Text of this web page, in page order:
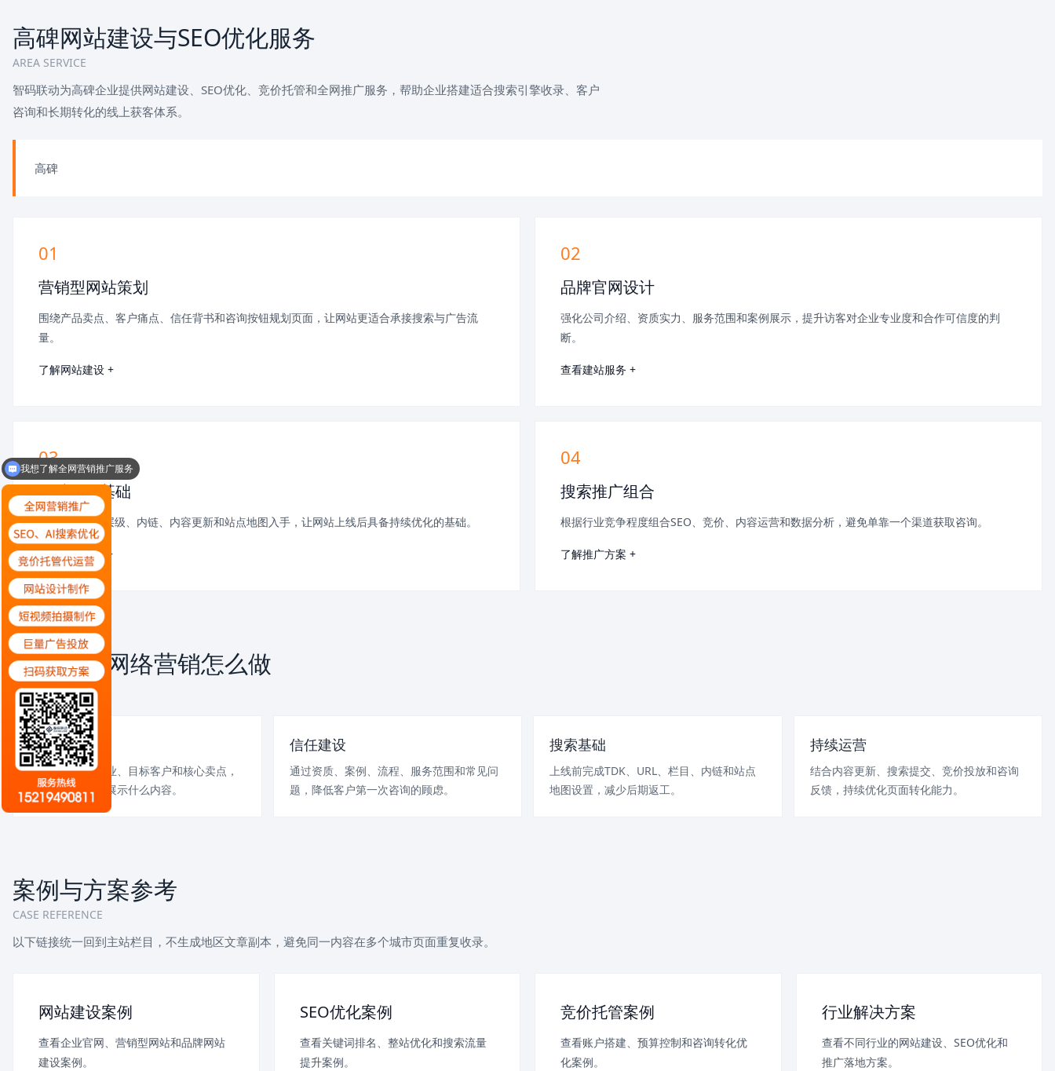
高碑网站建设与SEO优化服务
AREA SERVICE
智码联动为高碑企业提供网站建设、SEO优化、竞价托管和全网推广服务，帮助企业搭建适合搜索引擎收录、客户
咨询和长期转化的线上获客体系。
高碑
01
营销型网站策划
围绕产品卖点、客户痛点、信任背书和咨询按钮规划页面，让网站更适合承接搜索与广告流
量。
了解网站建设 +
02
品牌官网设计
强化公司介绍、资质实力、服务范围和案例展示，提升访客对企业专业度和合作可信度的判
断。
查看建站服务 +
03
整站SEO基础
从TDK、页面层级、内链、内容更新和站点地图入手，让网站上线后具备持续优化的基础。
了解SEO优化 +
04
搜索推广组合
根据行业竞争程度组合SEO、竞价、内容运营和数据分析，避免单靠一个渠道获取咨询。
了解推广方案 +
高碑企业网络营销怎么做
SERVICE PLAN
行业定位
明确企业所在行业、目标客户和核心卖点，
确定网站要重点展示什么内容。
信任建设
通过资质、案例、流程、服务范围和常见问
题，降低客户第一次咨询的顾虑。
搜索基础
上线前完成TDK、URL、栏目、内链和站点
地图设置，减少后期返工。
持续运营
结合内容更新、搜索提交、竞价投放和咨询
反馈，持续优化页面转化能力。
案例与方案参考
CASE REFERENCE
以下链接统一回到主站栏目，不生成地区文章副本，避免同一内容在多个城市页面重复收录。
网站建设案例
查看企业官网、营销型网站和品牌网站
建设案例。
SEO优化案例
查看关键词排名、整站优化和搜索流量
提升案例。
竞价托管案例
查看账户搭建、预算控制和咨询转化优
化案例。
行业解决方案
查看不同行业的网站建设、SEO优化和
推广落地方案。
我想了解全网营销推广服务
我想了解竞价托管代运营服务